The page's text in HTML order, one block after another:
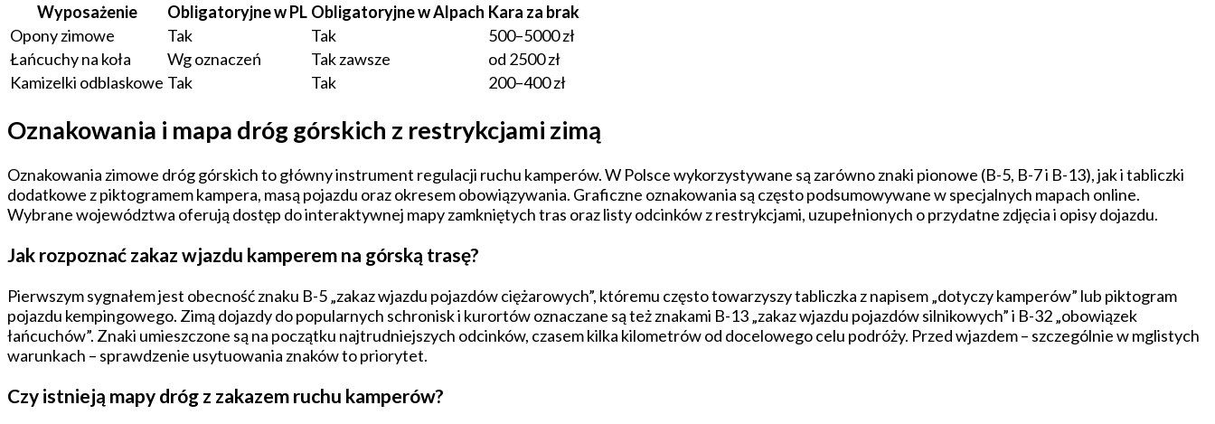
Wyposażenie
Obligatoryjne w PL Obligatoryjne w Alpach Kara za brak
Opony zimowe
Tak Tak
500–5000 zł
Łańcuchy na koła
Wg oznaczeń Tak zawsze
od 2500 zł
Kamizelki odblaskowe Tak Tak 200–400 zł
Oznakowania i mapa dróg górskich z restrykcjami zimą
Oznakowania zimowe dróg górskich to główny instrument regulacji ruchu kamperów. W Polsce wykorzystywane są zarówno znaki pionowe (B-5, B-7 i B-13), jak i tabliczki
dodatkowe z piktogramem kampera, masą pojazdu oraz okresem obowiązywania. Graficzne oznakowania są często podsumowywane w specjalnych mapach online.
Wybrane województwa oferują dostęp do interaktywnej mapy zamkniętych tras oraz listy odcinków z restrykcjami, uzupełnionych o przydatne zdjęcia i opisy dojazdu.
Jak rozpoznać zakaz wjazdu kamperem na górską trasę?
Pierwszym sygnałem jest obecność znaku B-5 „zakaz wjazdu pojazdów ciężarowych”, któremu często towarzyszy tabliczka z napisem „dotyczy kamperów” lub piktogram
pojazdu kempingowego. Zimą dojazdy do popularnych schronisk i kurortów oznaczane są też znakami B-13 „zakaz wjazdu pojazdów silnikowych” i B-32 „obowiązek
łańcuchów”. Znaki umieszczone są na początku najtrudniejszych odcinków, czasem kilka kilometrów od docelowego celu podróży. Przed wjazdem – szczególnie w mglistych
warunkach – sprawdzenie usytuowania znaków to priorytet.
Czy istnieją mapy dróg z zakazem ruchu kamperów?